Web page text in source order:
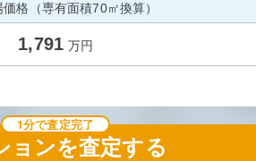
格（専有面積70㎡換算）
1,791 万円
ョンを査定する
1分で査定完了